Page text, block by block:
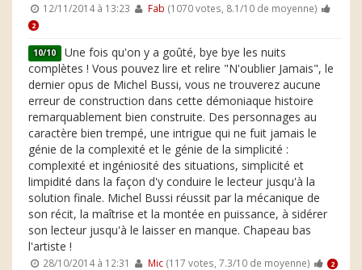
12/11/2014 à 13:23 Fab (1070 votes, 8.1/10 de moyenne)
2
10/10 Une fois qu'on y a goûté, bye bye les nuits
complètes ! Vous pouvez lire et relire "N'oublier Jamais", le
dernier opus de Michel Bussi, vous ne trouverez aucune
erreur de construction dans cette démoniaque histoire
remarquablement bien construite. Des personnages au
caractère bien trempé, une intrigue qui ne fuit jamais le
génie de la complexité et le génie de la simplicité :
complexité et ingéniosité des situations, simplicité et
limpidité dans la façon d'y conduire le lecteur jusqu'à la
solution finale. Michel Bussi réussit par la mécanique de
son récit, la maîtrise et la montée en puissance, à sidérer
son lecteur jusqu'à le laisser en manque. Chapeau bas
l'artiste !
28/10/2014 à 12:31 Mic(117 votes, 7.3/10 de moyenne) 2